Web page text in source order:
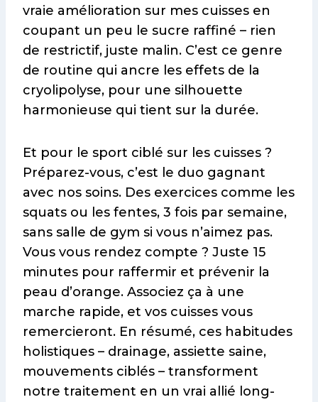
vraie amélioration sur mes cuisses en
coupant un peu le sucre raffiné – rien
de restrictif, juste malin. C’est ce genre
de routine qui ancre les effets de la
cryolipolyse, pour une silhouette
harmonieuse qui tient sur la durée.
Et pour le sport ciblé sur les cuisses ?
Préparez-vous, c’est le duo gagnant
avec nos soins. Des exercices comme les
squats ou les fentes, 3 fois par semaine,
sans salle de gym si vous n’aimez pas.
Vous vous rendez compte ? Juste 15
minutes pour raffermir et prévenir la
peau d’orange. Associez ça à une
marche rapide, et vos cuisses vous
remercieront. En résumé, ces habitudes
holistiques – drainage, assiette saine,
mouvements ciblés – transforment
notre traitement en un vrai allié long-